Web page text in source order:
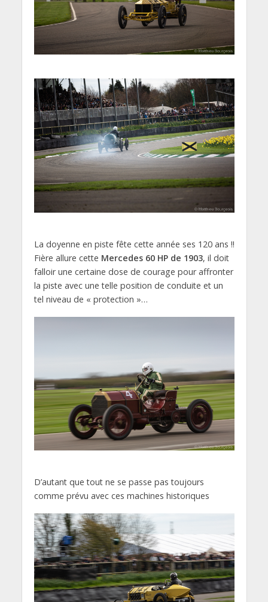
La doyenne en piste fête cette année ses 120 ans !!
Fière allure cette Mercedes 60 HP de 1903, il doit
falloir une certaine dose de courage pour affronter
la piste avec une telle position de conduite et un
tel niveau de « protection »…
D’autant que tout ne se passe pas toujours
comme prévu avec ces machines historiques